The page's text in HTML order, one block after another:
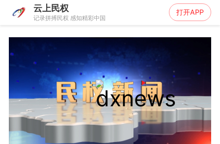
云上民权
记录拼搏民权 感知精彩中国
打开APP